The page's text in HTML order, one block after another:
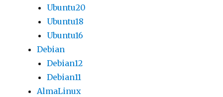
Ubuntu20
Ubuntu18
Ubuntu16
Debian
Debian12
Debian11
AlmaLinux